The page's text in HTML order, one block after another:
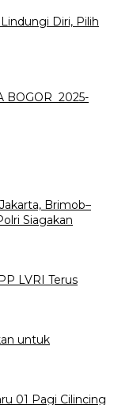
Diri, Pilih
BOGOR 2025-
Brimob–
Siagakan
LVRI Terus
untuk
01 Pagi Cilincing